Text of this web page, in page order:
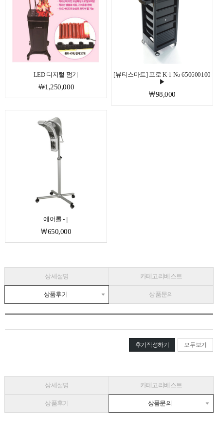
LED 디지털 펌기
￦1,250,000
[뷰티스마트] 프로 K-1 No 650600100
▶
￦98,000
에어롤 - ||
￦650,000
상세설명 카테고리베스트
상품후기 상품문의
후기작성하기 모두보기
상세설명 카테고리베스트
상품후기 상품문의